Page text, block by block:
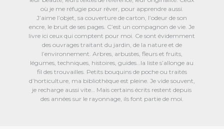
où je me réfugie pour rêver, pour apprendre aussi.
J’aime l’objet, sa couverture de carton, l’odeur de son
encre, le bruit de ses pages. C’est un compagnon de vie. Je
livre ici ceux qui comptent pour moi. Ce sont évidemment
des ouvrages traitant du jardin, de la nature et de
l’environnement. Arbres, arbustes, fleurs et fruits,
légumes, techniques, histoires, guides…la liste s’allonge au
fil des trouvailles. Petits bouquins de poche ou traités
d’horticulture, ma bibliothèque est pleine. Je vide souvent,
je recharge aussi vite… Mais certains écrits restent depuis
des années sur le rayonnage, ils font partie de moi.